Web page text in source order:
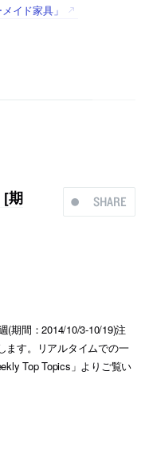
イド家具」
SHARE
[期
(期間：2014/10/3-10/19)注
ます。リアルタイムでの一
Top Topics」よりご覧い